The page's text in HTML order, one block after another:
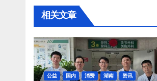
相关文章
公益 国内 消费 湖南 资讯